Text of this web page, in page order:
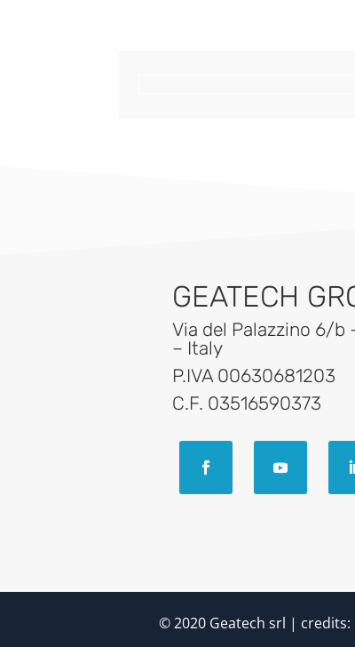
GEATECH
Via del Palazzino 6/b
– Italy
P.IVA 00630681203
C.F. 03516590373
© 2020 Geatech srl | credits: